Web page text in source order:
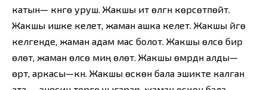
катын— күнүгө уруш. Жакшы ит өлүгүн көрсөтпөйт.
Жакшы ишке келет, жаман ашка келет. Жакшы үйгө
келгенде, жаман адам мас болот. Жакшы өлсө бир
өлөт, жаман өлсө миң өлөт. Жакшы өмүрдүн алды—
өрт, аркасы—күн. Жакшы өскөн бала эшикте калган